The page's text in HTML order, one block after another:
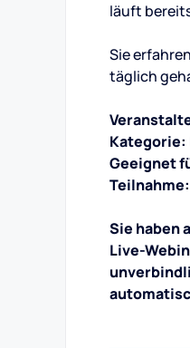
läuft
Sie
täglich
Kategorie:
Geeignet
Teilnahme:
Sie haben
Live-